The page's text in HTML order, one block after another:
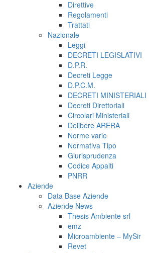
Direttive
Regolamenti
Trattati
Nazionale
Leggi
DECRETI LEGISLATIVI
D.P.R.
Decreti Legge
D.P.C.M.
DECRETI MINISTERIALI
Decreti Direttoriali
Circolari Ministeriali
Delibere ARERA
Norme varie
Normativa Tipo
Giurisprudenza
Codice Appalti
PNRR
Aziende
Data Base Aziende
Aziende News
Thesis Ambiente srl
emz
Microambiente – MySir
Revet